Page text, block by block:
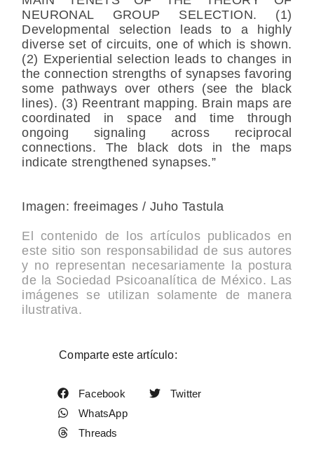
NEURONAL GROUP SELECTION. (1)
Developmental selection leads to a highly
diverse set of circuits, one of which is shown.
(2) Experiential selection leads to changes in
the connection strengths of synapses favoring
some pathways over others (see the black
lines). (3) Reentrant mapping. Brain maps are
coordinated in space and time through
ongoing signaling across reciprocal
connections. The black dots in the maps
indicate strengthened synapses.”
Imagen: freeimages / Juho Tastula
El contenido de los artículos publicados en
este sitio son responsabilidad de sus autores
y no representan necesariamente la postura
de la Sociedad Psicoanalítica de México. Las
imágenes se utilizan solamente de manera
ilustrativa.
Comparte este artículo:
Facebook
Twitter
WhatsApp
Threads